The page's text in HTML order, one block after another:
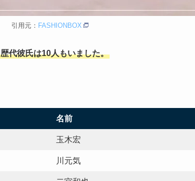
引用元： FASHIONBOX
歴代彼氏は10人もいました。
名前
玉木宏
川元気